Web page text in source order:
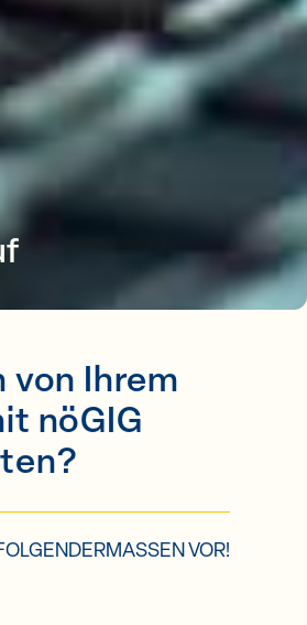
von Ihrem
nöGIG
VOR!